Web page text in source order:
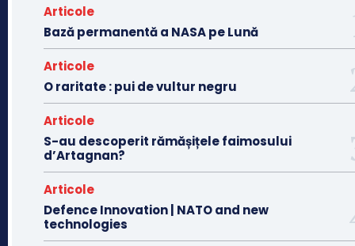
Articole
Bază permanentă a NASA pe Lună
Articole
O raritate : pui de vultur negru
Articole
S-au descoperit rămășițele faimosului
d’Artagnan?
Articole
Defence Innovation | NATO and new
technologies